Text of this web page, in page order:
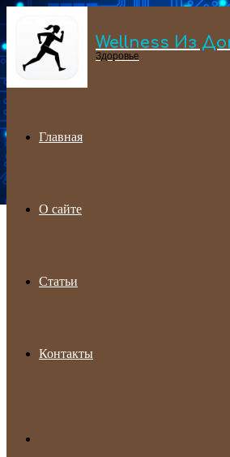
Menu Wellness Из
Здоровье
Главная
О сайте
Статьи
Контакты